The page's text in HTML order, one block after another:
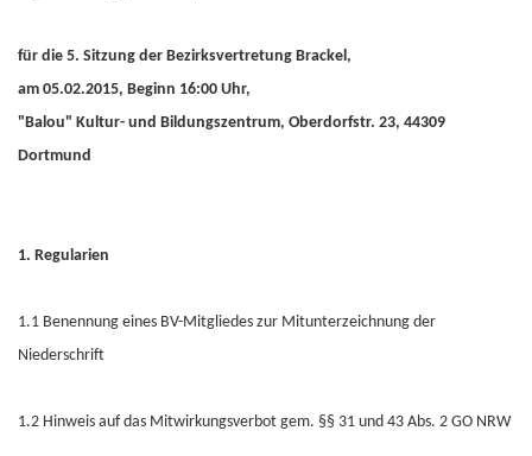
für die 5. Sitzung der Bezirksvertretung Brackel,
am 05.02.2015, Beginn 16:00 Uhr,
"Balou" Kultur- und Bildungszentrum, Oberdorfstr. 23, 44309
Dortmund
1. Regularien
1.1 Benennung eines BV-Mitgliedes zur Mitunterzeichnung der
Niederschrift
1.2 Hinweis auf das Mitwirkungsverbot gem. §§ 31 und 43 Abs. 2 GO NRW